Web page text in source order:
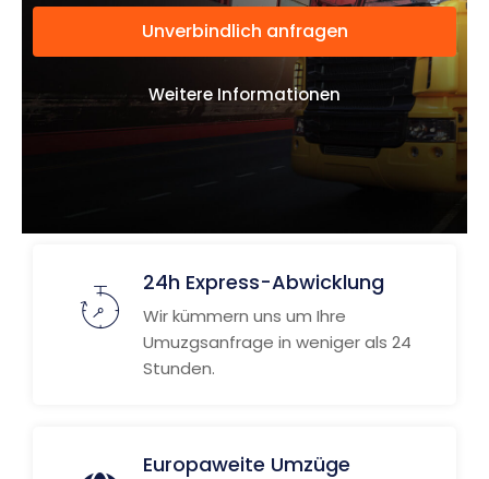
Unverbindlich anfragen
Weitere Informationen
24h Express-Abwicklung
Wir kümmern uns um Ihre
Umuzgsanfrage in weniger als 24
Stunden.
Europaweite Umzüge